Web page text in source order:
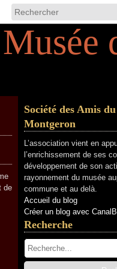
de
Société des Amis
Montgeron
L’association vient en
l’enrichissement de ses
développement de son
rayonnement du musée
commune et au delà.
Accueil du blog
Créer un blog avec
Recherche